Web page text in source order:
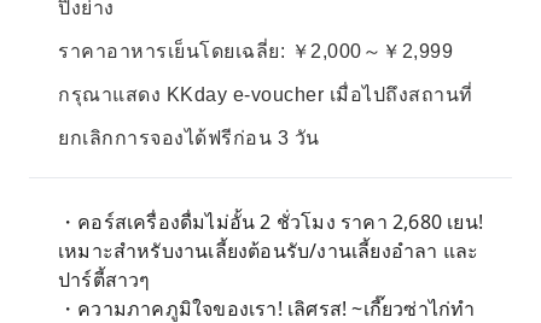
ปิ้งย่าง
ราคาอาหารเย็นโดยเฉลี่ย: ￥2,000～￥2,999
กรุณาแสดง KKday e-voucher เมื่อไปถึงสถานที่
ยกเลิกการจองได้ฟรีก่อน 3 วัน
・คอร์สเครื่องดื่มไม่อั้น 2 ชั่วโมง ราคา 2,680 เยน!
เหมาะสำหรับงานเลี้ยงต้อนรับ/งานเลี้ยงอำลา และ
ปาร์ตี้สาวๆ
・ความภาคภูมิใจของเรา! เลิศรส! ~เกี๊ยวซ่าไก่ทำ